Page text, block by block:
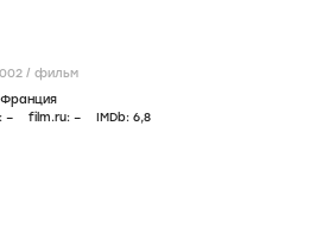
/ фильм
Франция
– film.ru: – IMDb: 6,8